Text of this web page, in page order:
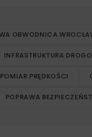
OBWODNICA
INFRASTRUKTURA
PRĘDKOŚCI
POPRAWA